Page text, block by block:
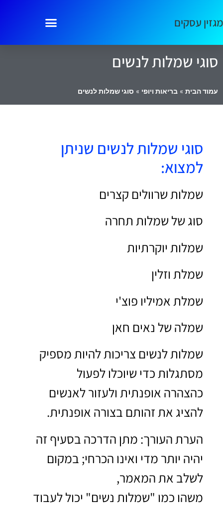
מגזין עסקים
סוגי שמלות לנשים
עמוד הבית » בריאות ויופי » סוגי שמלות לנשים
סוגי שמלות לנשים שניתן
למצוא:
שמלות שרוולים קצרים
סוג של שמלות תחרה
שמלות יוקרתיות
שמלת וזלין
שמלת אמיליו פוצ'י
שמלה של נאים חאן
שמלות לנשים צריכות להיות מספיק
מסתגלות כדי שיוכלו לפעול
כהצהרה אופנתית ולעזור לאנשים
להציג את זהותם בצורה אופנתית.
הערת העורך: מתן הדרכה בסעיף זה
יהיה יותר מדי ואינו הכרחי; במקום
לשלב את המאמר,
משהו כמו "שמלות נשים" יכול לעבוד